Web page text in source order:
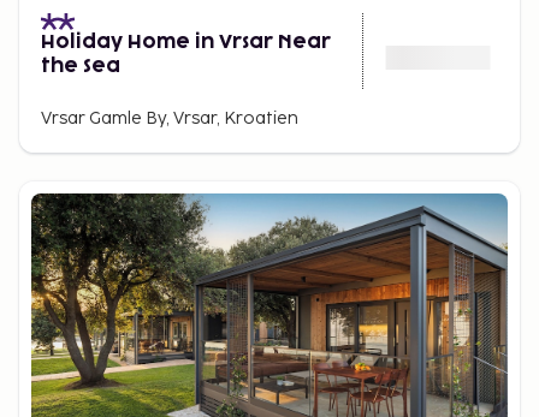
Holiday Home in Vrsar Near
the Sea
Vrsar Gamle By, Vrsar, Kroatien